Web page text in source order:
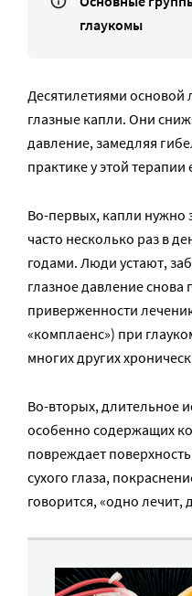
глаукомы
Десятилетиями
глазные капли. Они
давление, замедляя
практике у этой
Во-первых, капли нужно
часто несколько раз в
годами. Люди устают,
глазное давление
приверженности
«комплаенс») при
многих других
Во-вторых, длительное
особенно содержащих
повреждает
сухого глаза,
говорится, «одно лечит,